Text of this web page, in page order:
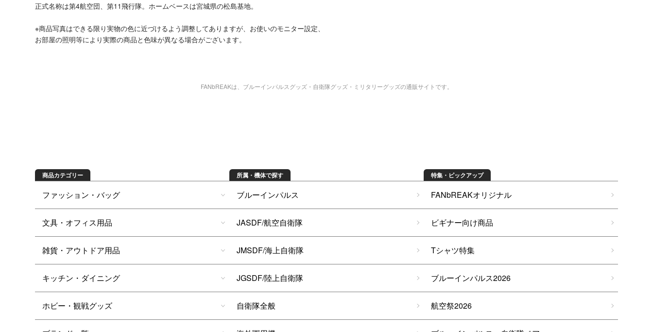
正式名称は第4航空団、第11飛行隊。ホームベースは宮城県の松島基地。
※商品写真はできる限り実物の色に近づけるよう調整してありますが、お使いのモニター設定、
お部屋の照明等により実際の商品と色味が異なる場合がございます。
FANbREAKは、ブルーインパルスグッズ・自衛隊グッズ・ミリタリーグッズの通販サイトです。
商品を探す
商品カテゴリー
ファッション・バッグ
文具・オフィス用品
雑貨・アウトドア用品
キッチン・ダイニング
ホビー・観戦グッズ
所属・機体で探す
ブルーインパルス
JASDF/航空自衛隊
JMSDF/海上自衛隊
JGSDF/陸上自衛隊
自衛隊全般
特集・ピックアップ
FANbREAKオリジナル
ビギナー向け商品
Tシャツ特集
ブルーインパルス2026
航空祭2026